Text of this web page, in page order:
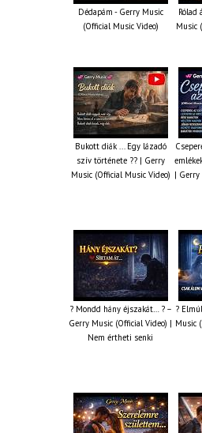
Dédapám - Gerry Music
(Official Music Video)
Rólad
Music
Bukott diák ... Egy lázadó
szív története ?? | Gerry
Music (Official Music Video) | Gerry
? Mondd hány éjszakát… ? –
Gerry Music (Official Video) |
Nem értheti senki
?
Music